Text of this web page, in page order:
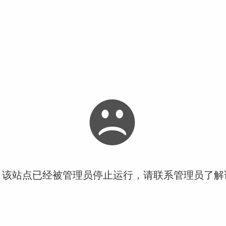
站点已经被管理员停止运行，请联系管理员了